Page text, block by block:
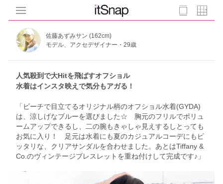
佐藤あずみサン (162cm)
モデル、アクセデザイナー・29歳
人気殺到で大Hitを飛ばすオフショル
水着はインスタ映えで気分もアガる！
「ビーチで目立てるオリジナル柄のオフショル水着(GYDA)
は、涼しげなブルーを選びました☆ 胸元のフリルでボリュ
ームアップできるし、二の腕もきゃしゃ見えするしとっても
お気に入り！ 足元は水着にも夏のカジュアルコーデにもピ
ッタリな、クリアサンダルを合わせました。あとはTiffany &
Co.のヴィンテージブレスレットを重ね付けして完成です♪」